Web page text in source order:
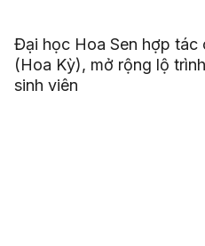
Đại học Hoa Sen hợp tác
(Hoa Kỳ), mở rộng lộ
sinh viên